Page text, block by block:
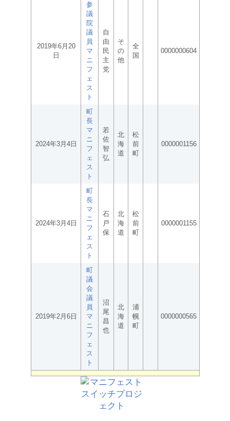
2019年6月20
日
参
議
院
議
員
マ
ニ
フ
ェ
ス
ト
自
由
民
主
党
そ
の
他
全
国
0000000604
2024年3月4日
町
長
マ
ニ
フ
ェ
ス
ト
若
佐
智
弘
北
海
道
松
前
町
0000001156
2024年3月4日
町
長
マ
ニ
フ
ェ
ス
ト
石
戸
保
北
海
道
松
前
町
0000001155
2019年2月6日
町
議
会
議
員
マ
ニ
フ
ェ
ス
ト
沼
尾
昌
也
北
海
道
浦
幌
町
0000000565